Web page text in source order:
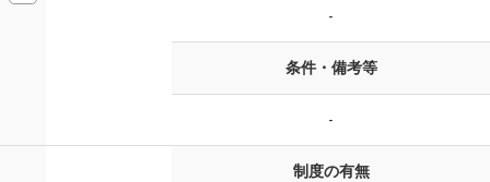
-
条件・備考等
-
制度の有無